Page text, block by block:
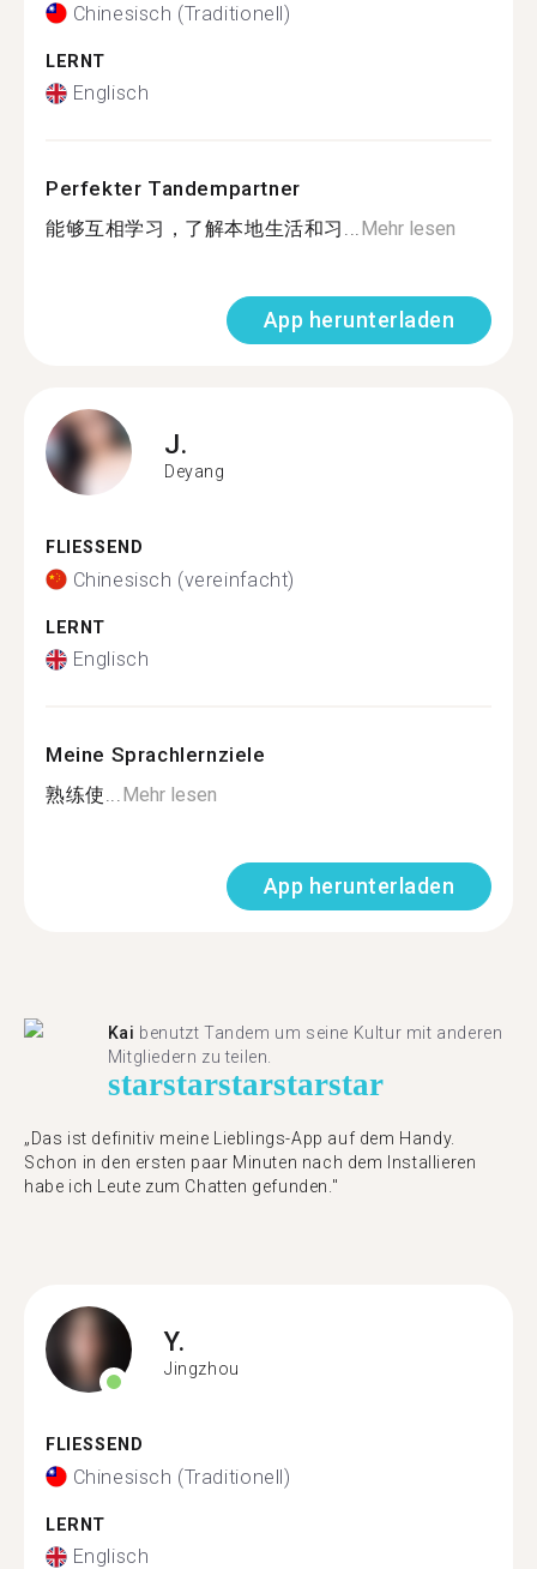
Chinesisch (Traditionell)
LERNT
Englisch
Perfekter Tandempartner
能够互相学习，了解本地生活和习...Mehr lesen
App herunterladen
J.
Deyang
FLIESSEND
Chinesisch (vereinfacht)
LERNT
Englisch
Meine Sprachlernziele
熟练使...Mehr lesen
App herunterladen
Kai benutzt Tandem um seine Kultur mit anderen
Mitgliedern zu teilen.
starstarstarstarstar
„Das ist definitiv meine Lieblings-App auf dem Handy.
Schon in den ersten paar Minuten nach dem Installieren
habe ich Leute zum Chatten gefunden."
Y.
Jingzhou
FLIESSEND
Chinesisch (Traditionell)
LERNT
Englisch